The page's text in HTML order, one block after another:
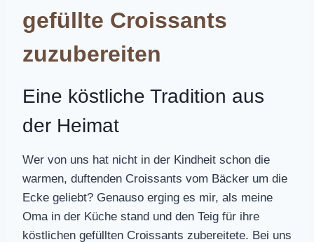
gefüllte Croissants
zuzubereiten
Eine köstliche Tradition aus
der Heimat
Wer von uns hat nicht in der Kindheit schon die
warmen, duftenden Croissants vom Bäcker um die
Ecke geliebt? Genauso erging es mir, als meine
Oma in der Küche stand und den Teig für ihre
köstlichen gefüllten Croissants zubereitete. Bei uns